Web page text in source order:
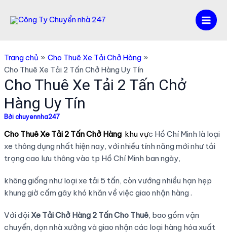
Main
Trang chủ
Cho Thuê Xe Tải Chở Hàng
Cho Thuê Xe Tải 2 Tấn Chở Hàng Uy Tín
Cho Thuê Xe Tải 2 Tấn Chở
Hàng Uy Tín
Bởi chuyennha247
Cho Thuê Xe Tải 2 Tấn Chở Hàngkhu vực Hồ Chí Minh là loại
xe thông dụng nhất hiện nay, với nhiều tính năng mới như tải
trọng cao lưu thông vào tp Hồ Chí Minh ban ngày,
không giống như loại xe tải 5 tấn, còn vướng nhiều hạn hẹp
khung giờ cấm gây khó khăn về việc giao nhận hàng .
Với độiXe Tải Chở Hàng 2 Tấn Cho Thuê, bao gồm vận
chuyển, dọn nhà xưởng và giao nhận các loại hàng hóa xuất